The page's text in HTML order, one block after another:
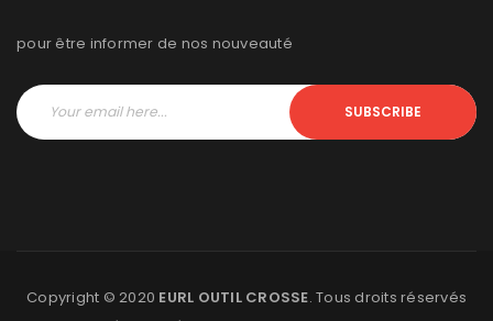
pour être informer de nos nouveauté
SUBSCRIBE
Copyright © 2020 EURL OUTIL CROSSE. Tous droits réservés